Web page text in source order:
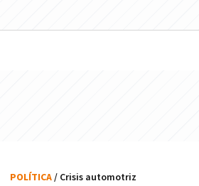
POLÍTICA/ Crisis automotriz